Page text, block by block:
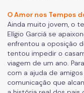
O Amor nos Tempos
Ainda muito jovem, o
Elígio Garciá se
enfrentou a oposição
tentou impedir o
viagem de um ano.
com a ajuda de
comunicação que